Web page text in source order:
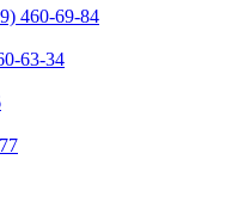
460-69-84
63-34